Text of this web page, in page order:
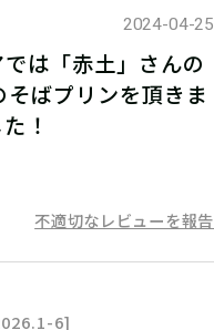
2024-04-25
は「赤土」さんの
ばプリンを頂きま
！
不適切なレビューを報告
6]